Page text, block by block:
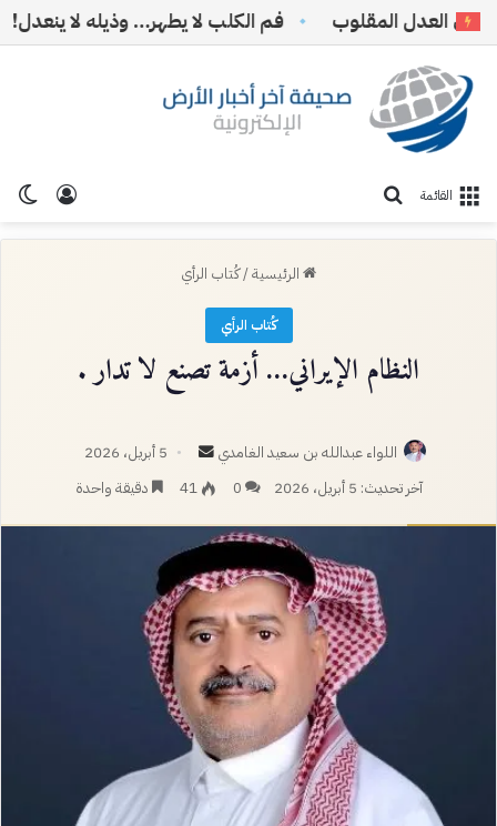
العدل المقلوب فم الكلب لا يطهر… وذيله لا ينعدل!
تسجيل القائمة
الرئيسية/كُتاب الرأي
كُتاب الرأي
اللواء عبدالله بن سعيد الغامدي
أرسل
بريدا
5 أبريل، 2026
آخر تحديث: 5 أبريل، 2026
0
41 دقيقة واحدة